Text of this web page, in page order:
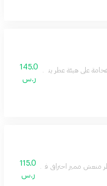
على هيئة عطر يتميز بحضور ملفت
145.0
ر.س
115.0
ر.س